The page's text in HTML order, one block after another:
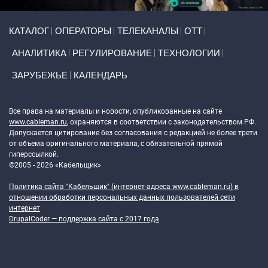
КАТАЛОГ ОПЕРАТОРЫ ТЕЛЕКАНАЛЫ ОТТ
АНАЛИТИКА РЕГУЛИРОВАНИЕ ТЕХНОЛОГИИ
ЗАРУБЕЖЬЕ КАЛЕНДАРЬ
Все права на материалы и новости, опубликованные на сайте
www.cableman.ru, охраняются в соответствии с законодательством РФ.
Допускается цитирование без согласования с редакцией не более трети
от объема оригинального материала, с обязательной прямой
гиперссылкой.
©2005 - 2026 «Кабельщик»
Политика сайта "Кабельщик" (интернет-адреса www.cableman.ru) в
отношении обработки персональных данных пользователей сети
интернет
DrupalCoder — поддержка сайта c 2017 года